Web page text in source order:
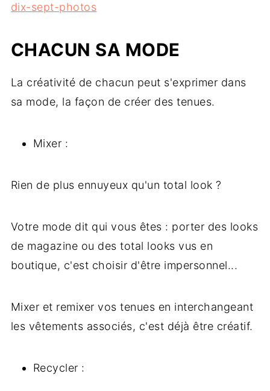
dix-sept-photos
CHACUN SA MODE
La créativité de chacun peut s'exprimer dans
sa mode, la façon de créer des tenues.
Mixer :
Rien de plus ennuyeux qu'un total look ?
Votre mode dit qui vous êtes : porter des looks
de magazine ou des total looks vus en
boutique, c'est choisir d'être impersonnel...
Mixer et remixer vos tenues en interchangeant
les vêtements associés, c'est déjà être créatif.
Recycler :